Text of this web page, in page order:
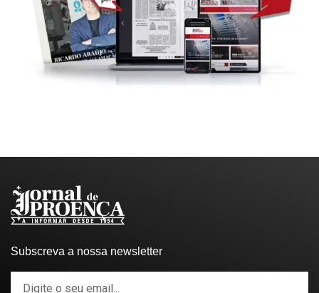
Subscreva a nossa newsletter